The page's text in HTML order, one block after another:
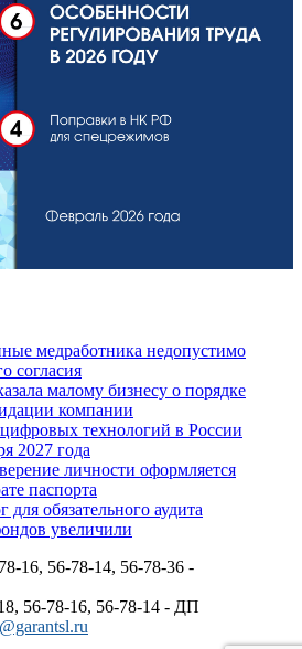
медработника недопустимо
согласия
малому бизнесу о порядке
компании
технологий в России
2027 года
личности оформляется
паспорта
обязательного аудита
увеличили
16, 56-78-14, 56-78-36 -
56-78-16, 56-78-14 - ДП